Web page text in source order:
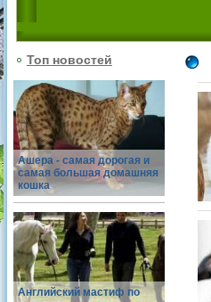
Топ новостей
Ашера - самая дорогая и
самая большая домашняя
кошка
Английский мастиф по